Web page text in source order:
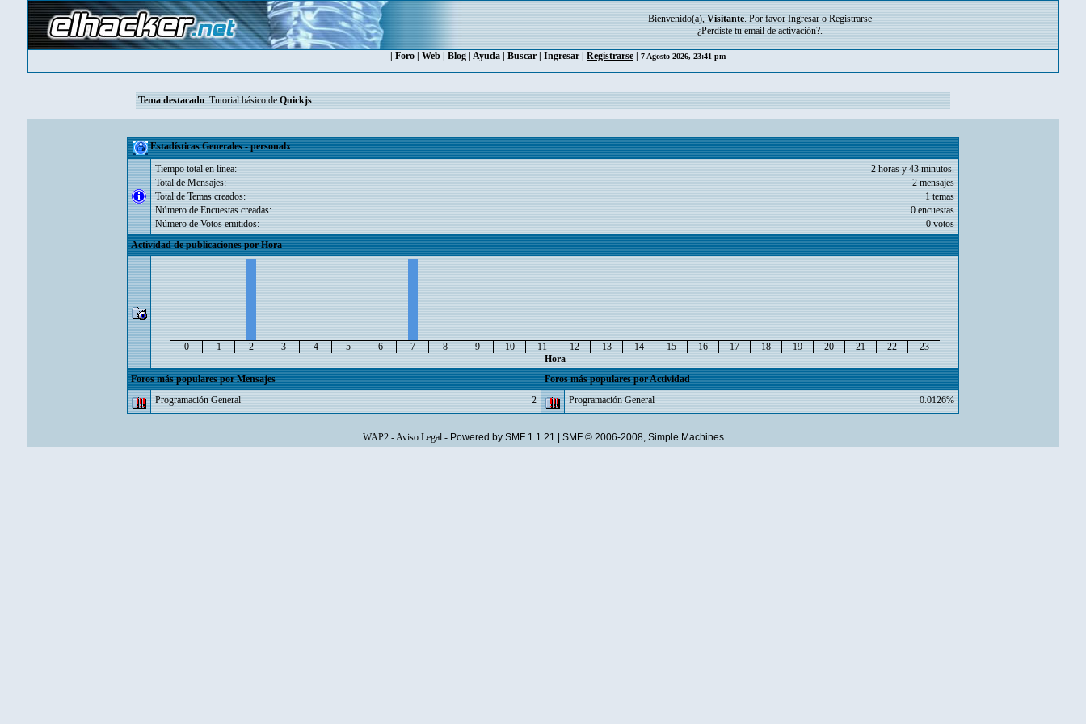
Bienvenido(a), Visitante. Por favor Ingresar o Registrarse
¿Perdiste tu email de activación?.
Foro Web Blog Ayuda Buscar Ingresar Registrarse 7 Agosto 2026, 23:41 pm
Tema destacado: Tutorial básico de Quickjs
Estadísticas Generales - personalx
Tiempo total en línea:
2 horas y 43 minutos.
Total de Mensajes:
2 mensajes
Total de Temas creados:
1 temas
Número de Encuestas creadas:
0 encuestas
Número de Votos emitidos:
0 votos
Actividad de publicaciones por Hora
0 1 2 3 4 5 6 7 8 9 10 11 12 13 14 15 16 17 18 19 20 21 22
23
Hora
Foros más populares por Mensajes
Foros más populares por Actividad
Programación General
2 Programación General 0.0126%
WAP2-Aviso Legal- Powered by SMF 1.1.21 SMF © 2006-2008, Simple Machines